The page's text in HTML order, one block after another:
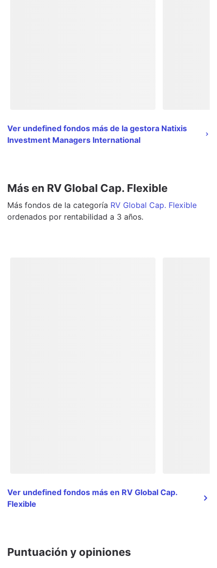
Ver undefined fondos más de la gestora Natixis
Investment Managers International
Más en RV Global Cap. Flexible
Más fondos de la categoría RV Global Cap. Flexible
ordenados por rentabilidad a 3 años.
Ver undefined fondos más en RV Global Cap.
Flexible
Puntuación y opiniones